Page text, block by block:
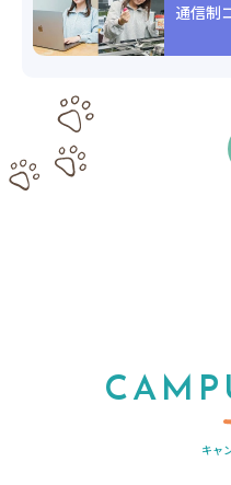
通信制
キャ